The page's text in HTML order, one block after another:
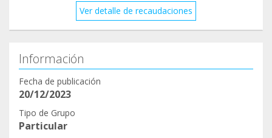
Ver detalle de recaudaciones
Información
Fecha de publicación
20/12/2023
Tipo de Grupo
Particular